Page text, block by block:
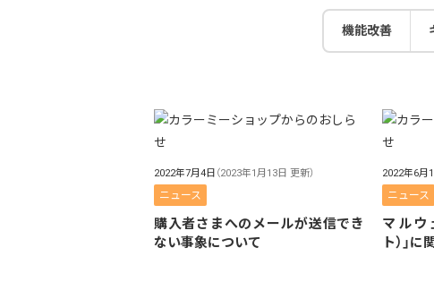
複数店舗と
機能改善
2022年7月4日 （2023年1月13日 更新）
ニュース
購入者さまへのメールが送信でき
ない事象について
2022年6月
ニュース
マルウ
ト）」